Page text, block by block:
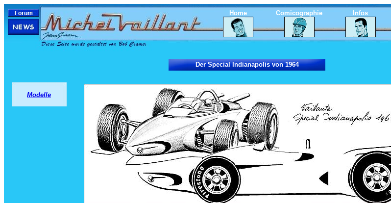
Home Comicographie Infos
Der Special Indianapolis von 1964
Modelle